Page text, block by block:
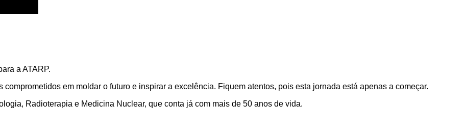
a ATARP.
em moldar o futuro e inspirar a excelência. Fiquem atentos, pois esta jornada está apenas a começar.
Radioterapia e Medicina Nuclear, que conta já com mais de 50 anos de vida.